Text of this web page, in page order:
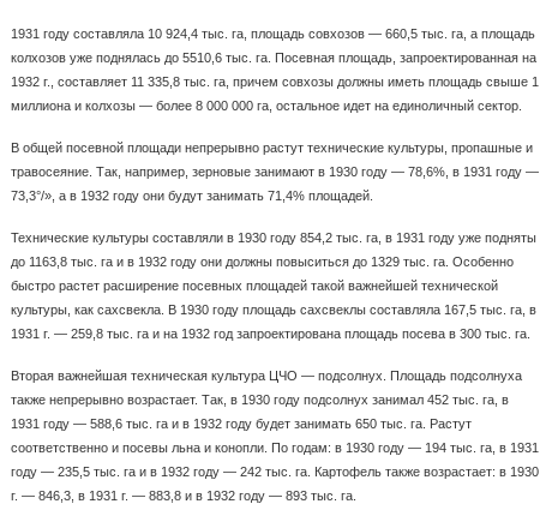
1931 году составляла 10 924,4 тыс. га, площадь совхозов — 660,5 тыс. га, а площадь
колхозов уже поднялась до 5510,6 тыс. га. Посевная площадь, запроектированная на
1932 г., составляет 11 335,8 тыс. га, причем совхозы должны иметь площадь свыше 1
миллиона и колхозы — более 8 000 000 га, остальное идет на единоличный сектор.
В общей посевной площади непрерывно растут технические культуры, пропашные и
травосеяние. Так, например, зерновые занимают в 1930 году — 78,6%, в 1931 году —
73,3°/», а в 1932 году они будут занимать 71,4% площадей.
Технические культуры составляли в 1930 году 854,2 тыс. га, в 1931 году уже подняты
до 1163,8 тыс. га и в 1932 году они должны повыситься до 1329 тыс. га. Особенно
быстро растет расширение посевных площадей такой важнейшей технической
культуры, как сахсвекла. В 1930 году площадь сахсвеклы составляла 167,5 тыс. га, в
1931 г. — 259,8 тыс. га и на 1932 год запроектирована площадь посева в 300 тыс. га.
Вторая важнейшая техническая культура ЦЧО — подсолнух. Площадь подсолнуха
также непрерывно возрастает. Так, в 1930 году подсолнух занимал 452 тыс. га, в
1931 году — 588,6 тыс. га и в 1932 году будет занимать 650 тыс. га. Растут
соответственно и посевы льна и конопли. По годам: в 1930 году — 194 тыс. га, в 1931
году — 235,5 тыс. га и в 1932 году — 242 тыс. га. Картофель также возрастает: в 1930
г. — 846,3, в 1931 г. — 883,8 и в 1932 году — 893 тыс. га.